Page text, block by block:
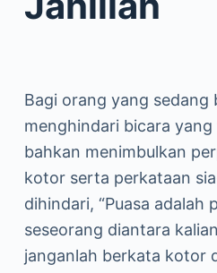
Bagi orang yang sedang
menghindari bicara
bahkan menimbulkan
kotor serta perkataan
dihindari, “Puasa adalah
seseorang diantara
janganlah berkata kotor